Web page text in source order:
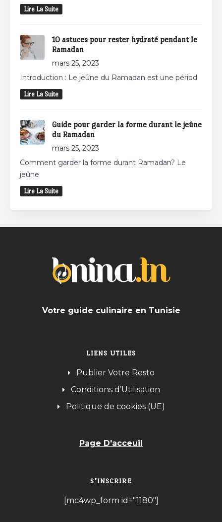
Lire La Suite
10 astuces pour rester hydraté pendant le
Ramadan
mars 25, 2023
Introduction : Le jeûne du Ramadan est une périod
Lire La Suite
Guide pour garder la forme durant le jeûne
du Ramadan
mars 25, 2023
Comment garder la forme durant Ramadan? Le
jeûne
Lire La Suite
Votre guide culinaire en Tunisie
LIENS UTILES
Publier Votre Resto
Conditions d’Utilisation
Politique de cookies (UE)
Page D'acceuil
S’INSCRIRE
[mc4wp_form id="1180"]